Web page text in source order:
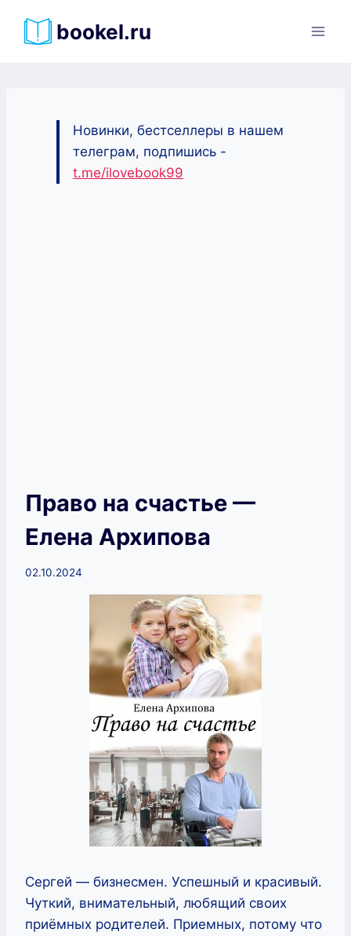
bookel.ru
Новинки, бестселлеры в нашем
телеграм, подпишись -
t.me/ilovebook99
Право на счастье —
Елена Архипова
02.10.2024
Сергей — бизнесмен. Успешный и красивый.
Чуткий, внимательный, любящий своих
приёмных родителей. Приемных, потому что